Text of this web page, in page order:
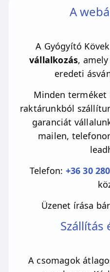
A
A Gyógyító
vállalkozás,
eredeti
Minden terméket
raktárunkból
garanciát
mailen,
Telefon: +36 30
Üzenet írása
Szállítás
A csomagok